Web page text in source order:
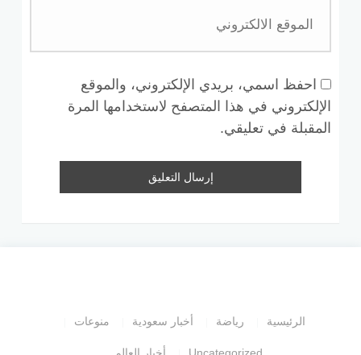
احفظ اسمي، بريدي الإلكتروني، والموقع
الإلكتروني في هذا المتصفح لاستخدامها المرة
المقبلة في تعليقي.
الرئيسية رياضة أخبار سعودية منوعات